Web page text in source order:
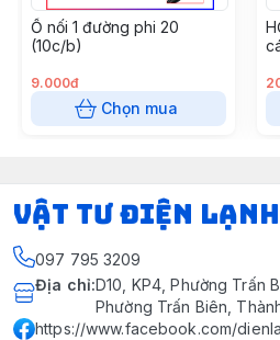
Ổ nối 1 đường phi 20
(10c/b)
9.000đ
Chọn mua
VẬT TƯ ĐIỆN
097 795 3209
Địa chỉ:D10, KP4, Phường Trấn
Phường Trấn Biên,
https://www.facebook.com/